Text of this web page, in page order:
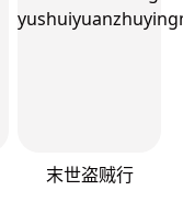
末世盗贼行